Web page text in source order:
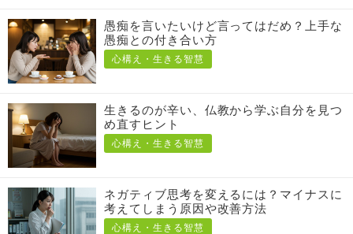
愚痴を言いたいけど言ってはだめ？上手な
愚痴との付き合い方
心構え・生きる智慧
生きるのが辛い、仏教から学ぶ自分を見つ
め直すヒント
心構え・生きる智慧
ネガティブ思考を変えるには？マイナスに
考えてしまう原因や改善方法
心構え・生きる智慧